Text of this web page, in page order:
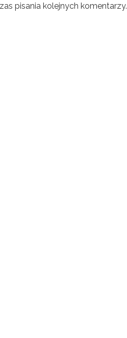
pisania kolejnych komentarzy.